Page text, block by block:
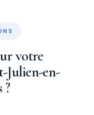
votre
Julien-en-
?